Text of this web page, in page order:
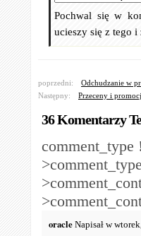
Pochwal się w
ucieszy się z tego
poprzedni:
Odchudzanie w
Następny:
Przeceny i
36 Komentarzy
oracle Napisał w